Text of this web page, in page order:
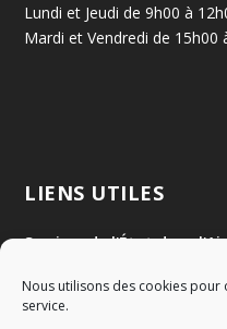
Nous utilisons des cookies
service.
Lundi et Jeudi de 9h00 à
Mardi et Vendredi de 15h00
LIENS UTILES
Services de l'État dans
Communauté de